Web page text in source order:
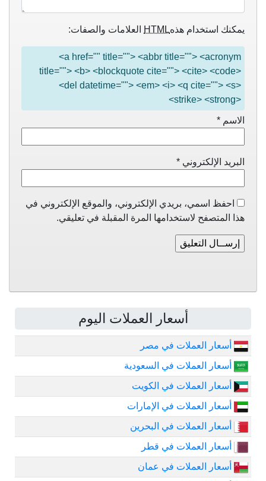
يمكنك استخدام هذهHTML العلامات والصفات:
<a href="" title=""> <abbr title=""> <acronym
title=""> <b> <blockquote cite=""> <cite> <code>
<del datetime=""> <em> <i> <q cite=""> <s>
<strike> <strong>
الاسم *
البريد الإلكتروني *
احفظ اسمي، بريدي الإلكتروني، والموقع الإلكتروني في
هذا المتصفح لاستخدامها المرة المقبلة في تعليقي.
أسعار العملات اليوم
أسعار العملات في مصر
أسعار العملات في السعودية
أسعار العملات في الكويت
أسعار العملات في الإمارات
أسعار العملات في البحرين
أسعار العملات في قطر
أسعار العملات في عمان